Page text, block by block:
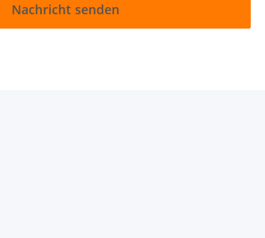
Nachricht senden